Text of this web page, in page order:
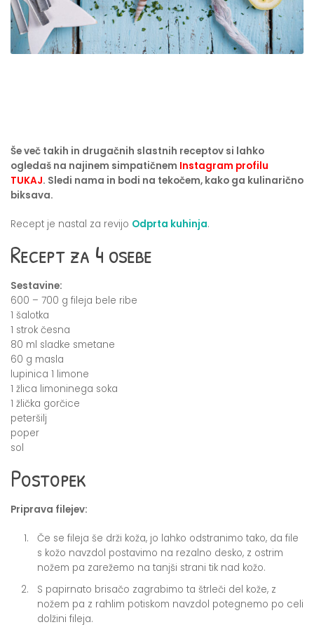
Še več takih in drugačnih slastnih receptov si lahko
ogledaš na najinem simpatičnem Instagram profilu
TUKAJ. Sledi nama in bodi na tekočem, kako ga kulinarično
biksava.
Recept je nastal za revijo Odprta kuhinja.
Recept za 4 osebe
Sestavine:
600 – 700 g fileja bele ribe
1 šalotka
1 strok česna
80 ml sladke smetane
60 g masla
lupinica 1 limone
1 žlica limoninega soka
1 žlička gorčice
peteršilj
poper
sol
Postopek
Priprava filejev:
Če se fileja še drži koža, jo lahko odstranimo tako, da file
s kožo navzdol postavimo na rezalno desko, z ostrim
nožem pa zarežemo na tanjši strani tik nad kožo.
S papirnato brisačo zagrabimo ta štrleči del kože, z
nožem pa z rahlim potiskom navzdol potegnemo po celi
dolžini fileja.